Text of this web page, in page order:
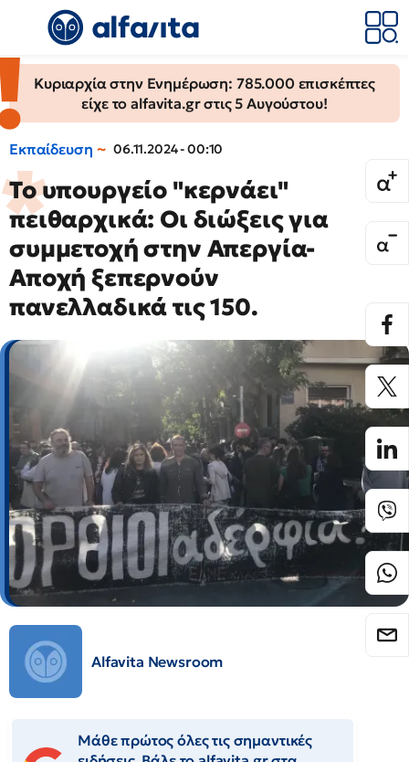
Κυριαρχία στην Ενημέρωση: 785.000 επισκέπτες
είχε το alfavita.gr στις 5 Αυγούστου!
Εκπαίδευση 06.11.2024 - 00:10
Το υπουργείο "κερνάει"
πειθαρχικά: Οι διώξεις για
συμμετοχή στην Απεργία-
Αποχή ξεπερνούν
πανελλαδικά τις 150.
Alfavita Newsroom
Μάθε πρώτος όλες τις σημαντικές